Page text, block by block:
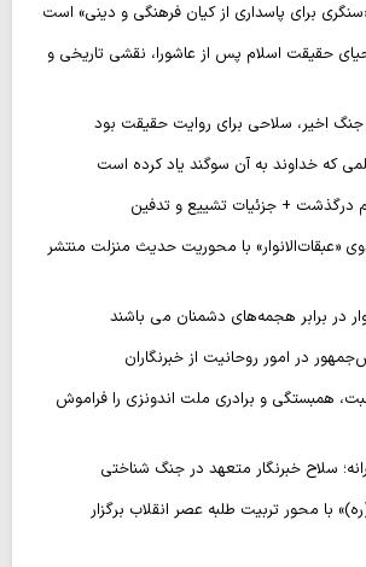
برای پاسداری از کیان فرهنگی و دینی» است
حقیقت اسلام پس از عاشورا، نقشی تاریخی و
جنگ اخیر، سلاحی برای روایت حقیقت بود
قلمی که خداوند به آن سوگند یاد کرده است
درگذشت + جزئیات تشییع و تدفین
«عبقات‌الانوار» با محوریت حدیث منزلت منتشر
در برابر هجمه‌های دشمنان می باشند
در امور روحانیت از خبرنگاران
همبستگی و برادری ملت اندونزی را فراموش
سلاح خبرنگار متعهد در جنگ شناختی
با محور تربیت طلبه عصر انقلاب برگزار